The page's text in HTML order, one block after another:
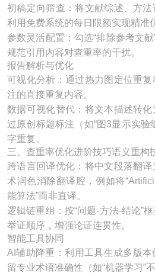
初稿定向筛查：将文献综述、方法
利用免费系统的每日限额实现精准
参数灵活配置：勾选“排除参考文
规范引用内容对查重率的干扰。
报告解析与优化​
可视化分析：通过热力图定位重
注的直接重复内容。
数据可视化替代：将文本描述转
过原创标题标注（如“图3显示实验
字重复。
三、查重率优化进阶技巧语义重构
跨语言回译优化：将中文段落翻
术润色消除翻译腔，例如将
能算法”而非直译。
逻辑链重组：按“问题-方法-结论”
举证顺序，增强论证连贯性。
智能工具协同​
AI辅助降重：利用工具生成多版
留专业术语准确性（如“机器学习”